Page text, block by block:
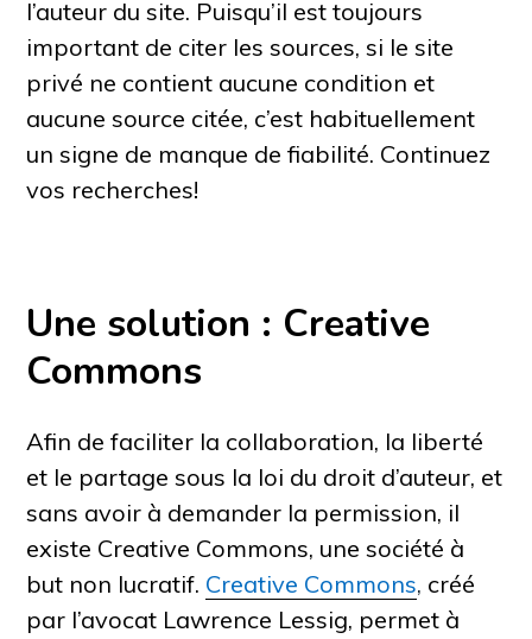
l’auteur du site. Puisqu’il est toujours
important de citer les sources, si le site
privé ne contient aucune condition et
aucune source citée, c’est habituellement
un signe de manque de fiabilité. Continuez
vos recherches!
Une solution : Creative
Commons
Afin de faciliter la collaboration, la liberté
et le partage sous la loi du droit d’auteur, et
sans avoir à demander la permission, il
existe Creative Commons, une société à
but non lucratif. Creative Commons, créé
par l’avocat Lawrence Lessig, permet à